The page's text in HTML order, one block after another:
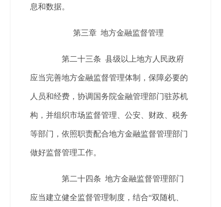
息和数据。
第三章 地方金融监督管理
第二十三条 县级以上地方人民政府
应当完善地方金融监督管理体制，保障必要的
人员和经费，协调国务院金融管理部门驻苏机
构，并组织市场监督管理、公安、财政、税务
等部门，依照职责配合地方金融监督管理部门
做好监督管理工作。
第二十四条 地方金融监督管理部门
应当建立健全监督管理制度，结合“双随机、